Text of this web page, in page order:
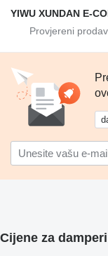
YIWU XUNDAN E-
Cijene za